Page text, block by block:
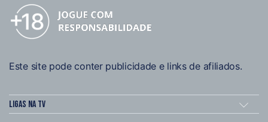
Este site pode conter publicidade e links de afiliados.
Ligas na TV